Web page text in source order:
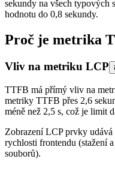
sekundy na všech typových
hodnotu do 0,8 sekundy.
Proč je metrika
Vliv na metriku LCP
TTFB má přímý vliv na
metriky TTFB přes 2,6
méně než 2,5 s, což je limit
Zobrazení LCP prvky
rychlosti frontendu (stažení
souborů).